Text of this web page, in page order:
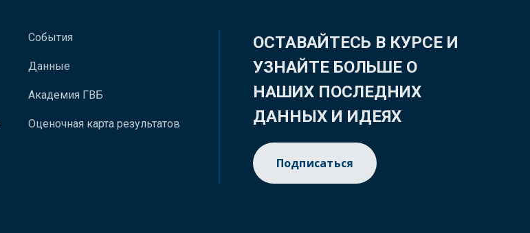
События
Данные
Академия ГВБ
Оценочная карта результатов
ОСТАВАЙТЕСЬ В КУРСЕ И
УЗНАЙТЕ БОЛЬШЕ О
НАШИХ ПОСЛЕДНИХ
ДАННЫХ И ИДЕЯХ
Подписаться